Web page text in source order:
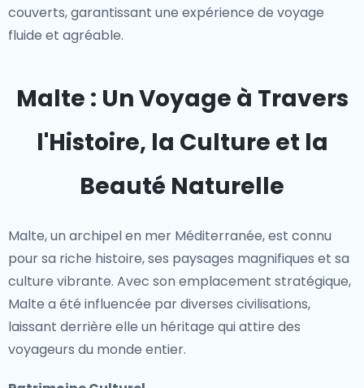
couverts, garantissant une expérience de voyage
fluide et agréable.
Malte : Un Voyage à Travers
l'Histoire, la Culture et la
Beauté Naturelle
Malte, un archipel en mer Méditerranée, est connu
pour sa riche histoire, ses paysages magnifiques et sa
culture vibrante. Avec son emplacement stratégique,
Malte a été influencée par diverses civilisations,
laissant derrière elle un héritage qui attire des
voyageurs du monde entier.